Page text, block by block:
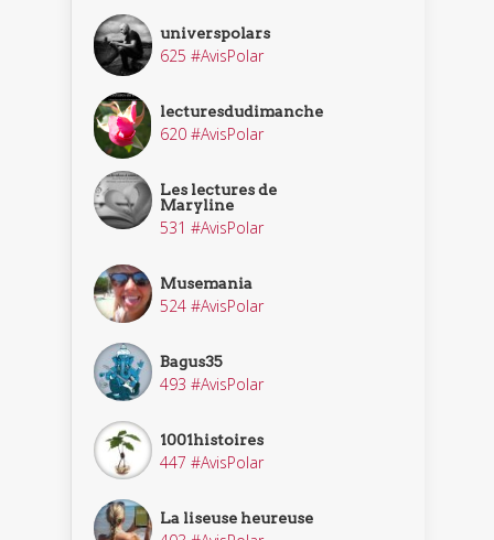
universpolars
625 #AvisPolar
lecturesdudimanche
620 #AvisPolar
Les lectures de
Maryline
531 #AvisPolar
Musemania
524 #AvisPolar
Bagus35
493 #AvisPolar
1001histoires
447 #AvisPolar
La liseuse heureuse